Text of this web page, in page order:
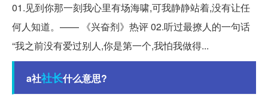
01.见到你那一刻我心里有场海啸,可我静静站着,没有让任
何人知道。—— 《兴奋剂》热评 02.听过最撩人的一句话
“我之前没有爱过别人,你是第一个,我怕我做得...
a社社长什么意思?